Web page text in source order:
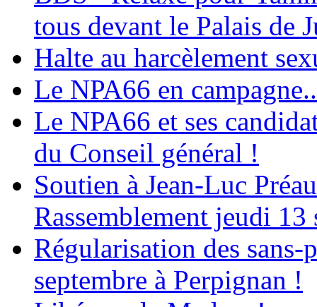
tous devant le Palais de
Halte au harcèlement
Le NPA66 en
Le NPA66 et ses
du Conseil général !
Soutien à Jean-Luc
Rassemblement jeudi 13
Régularisation des
septembre à Perpignan !